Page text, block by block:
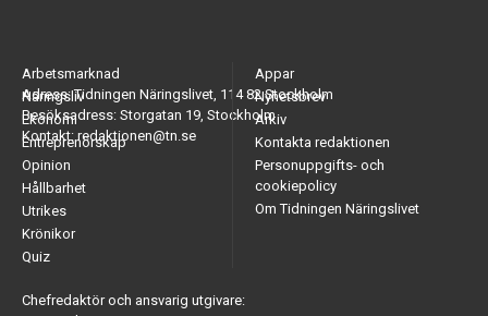
Adress: Tidningen Näringslivet, 114 82 Stockholm
Besöksadress: Storgatan 19, Stockholm
Kontakt: redaktionen@tn.se
Arbetsmarknad
Näringsliv
Ekonomi
Entreprenörskap
Opinion
Hållbarhet
Utrikes
Krönikor
Quiz
Appar
Nyhetsbrev
Arkiv
Kontakta redaktionen
Personuppgifts- och
cookiepolicy
Om Tidningen Näringslivet
Chefredaktör och ansvarig utgivare: